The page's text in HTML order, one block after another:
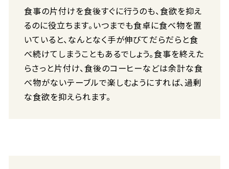
食事の片付けを食後すぐに行うのも、食欲を抑え
るのに役立ちます。いつまでも食卓に食べ物を置
いていると、なんとなく手が伸びてだらだらと食
べ続けてしまうこともあるでしょう。食事を終えた
らさっと片付け、食後のコーヒーなどは余計な食
べ物がないテーブルで楽しむようにすれば、過剰
な食欲を抑えられます。